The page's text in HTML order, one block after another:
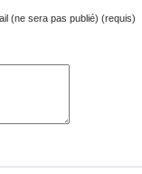
(ne sera pas publié) (requis)